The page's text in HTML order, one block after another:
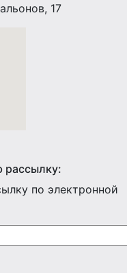
17
рассылку:
по электронной